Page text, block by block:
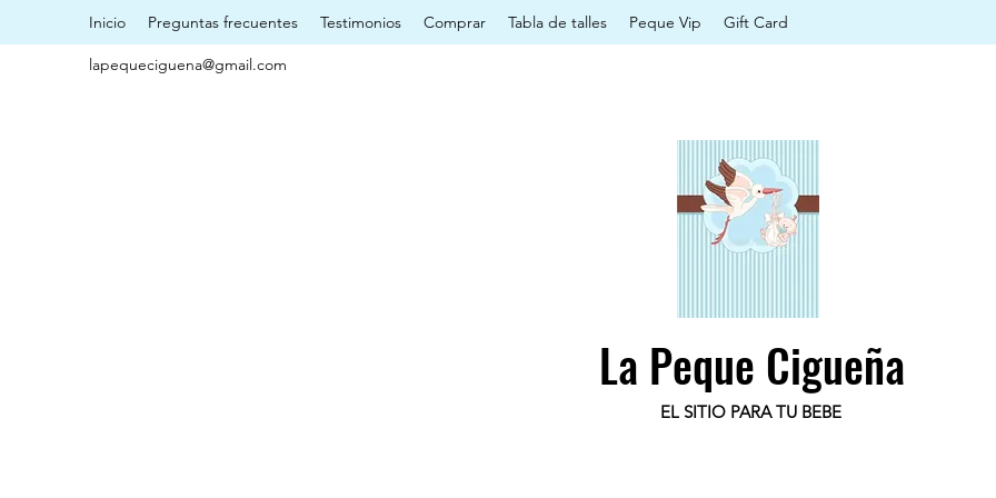
Inicio Preguntas frecuentes Testimonios Comprar Tabla de talles Peque Vip Gift Card
lapequeciguena@gmail.com
La Peque Cigueña
EL SITIO PARA TU BEBE